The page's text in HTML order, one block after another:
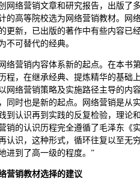
网络营销文章和研究报告，出版了
的高等院校选为网络营销教材。网
更新，已出版的著作中有些内容已
不可替代的经典。
络营销内容体系新的起点。在本书
程，在继承经典、提炼精华的基础
网络营销策略及实施路径主导的内
同时也是新的起点。网络营销是从
到认识再到实践的反复检验，理论
销的认识历程完全遵循了毛泽东《
认识，这种形式，循环往复以至无
进到了高一级的程度。”
营销教材选择的建议